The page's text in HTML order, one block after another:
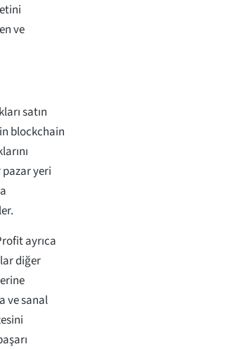
ve
satın
blockchain
yeri
ayrıca
diğer
ve sanal